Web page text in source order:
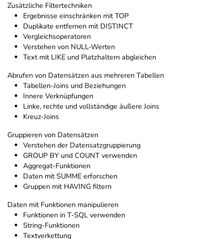
Zusätzliche Filtertechniken
Ergebnisse einschränken mit TOP
Duplikate entfernen mit DISTINCT
Vergleichsoperatoren
Verstehen von NULL-Werten
Text mit LIKE und Platzhaltern abgleichen
Abrufen von Datensätzen aus mehreren Tabellen
Tabellen-Joins und Beziehungen
Innere Verknüpfungen
Linke, rechte und vollständige äußere Joins
Kreuz-Joins
Gruppieren von Datensätzen
Verstehen der Datensatzgruppierung
GROUP BY und COUNT verwenden
Aggregat-Funktionen
Daten mit SUMME erforschen
Gruppen mit HAVING filtern
Daten mit Funktionen manipulieren
Funktionen in T-SQL verwenden
String-Funktionen
Textverkettung